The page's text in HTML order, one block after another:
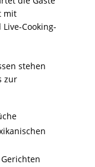
mit
Cooking-
stehen
zur